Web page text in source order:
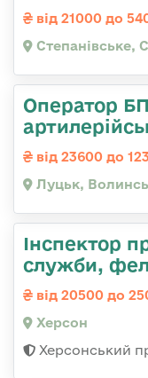
від 21000 до
Степанівське,
Оператор
від 23600 до
Луцьк,
Інспектор
служби,
від 20500 до
Херсон
Херсонський